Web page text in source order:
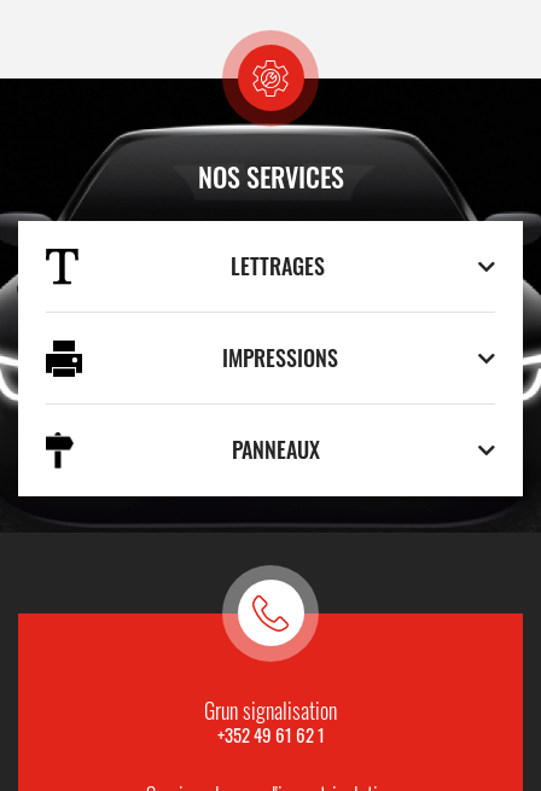
NOS SERVICES
LETTRAGES
IMPRESSIONS
PANNEAUX
Grun signalisation
+352 49 61 62 1